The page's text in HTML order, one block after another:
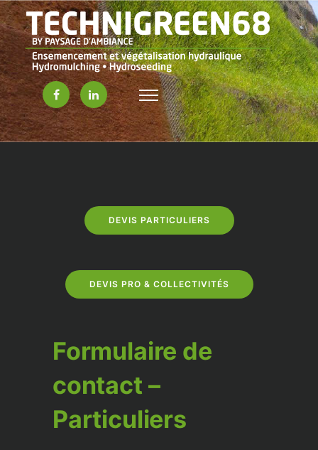
DEVIS PARTICULIERS
DEVIS PRO & COLLECTIVITÉS
Formulaire de
contact –
Particuliers